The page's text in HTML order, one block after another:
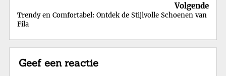
Volgende
Trendy en Comfortabel: Ontdek de Stijlvolle Schoenen van
Fila
Geef een reactie